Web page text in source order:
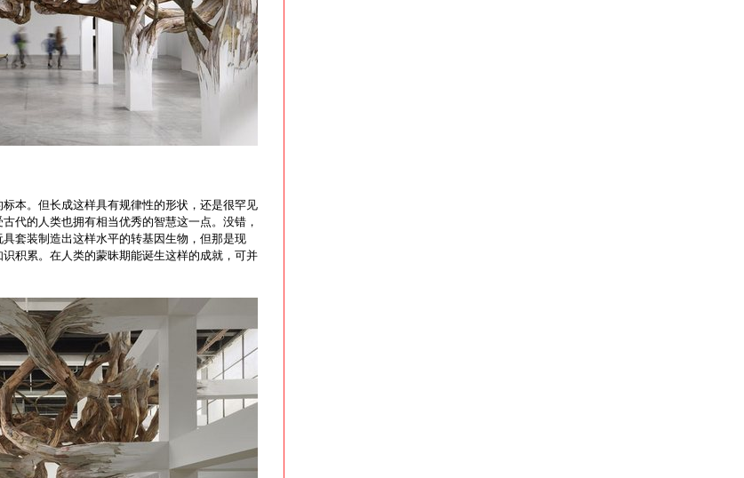
本。但长成这样具有规律性的形状，还是很罕见
代的人类也拥有相当优秀的智慧这一点。没错，
套装制造出这样水平的转基因生物，但那是现
积累。在人类的蒙昧期能诞生这样的成就，可并